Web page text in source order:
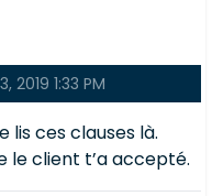
2019 1:33 PM
lis ces clauses là.
le client t’a accepté.